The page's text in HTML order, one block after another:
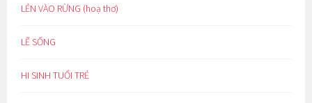
LẺN VÀO RỪNG (hoạ thơ)
LẼ SỐNG
HI SINH TUỔI TRẺ